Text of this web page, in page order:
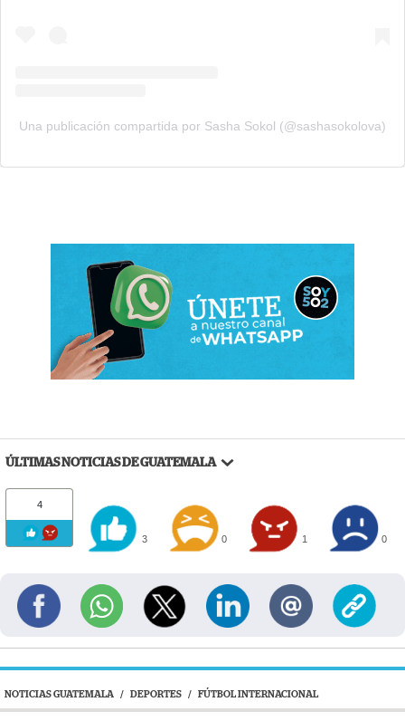
Una publicación compartida por Sasha Sokol (@sashasokolova)
ÚLTIMAS NOTICIAS DE GUATEMALA
4
3 0 1 0
NOTICIAS GUATEMALA / DEPORTES / FÚTBOL INTERNACIONAL